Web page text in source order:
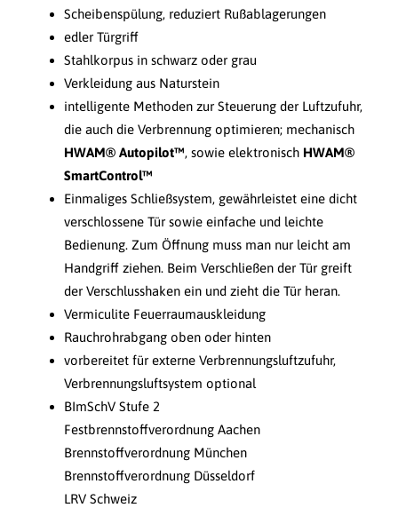
Scheibenspülung, reduziert Rußablagerungen
edler Türgriff
Stahlkorpus in schwarz oder grau
Verkleidung aus Naturstein
intelligente Methoden zur Steuerung der Luftzufuhr,
die auch die Verbrennung optimieren; mechanisch
HWAM® Autopilot™, sowie elektronisch HWAM®
SmartControl™
Einmaliges Schließsystem, gewährleistet eine dicht
verschlossene Tür sowie einfache und leichte
Bedienung. Zum Öffnung muss man nur leicht am
Handgriff ziehen. Beim Verschließen der Tür greift
der Verschlusshaken ein und zieht die Tür heran.
Vermiculite Feuerraumauskleidung
Rauchrohrabgang oben oder hinten
vorbereitet für externe Verbrennungsluftzufuhr,
Verbrennungsluftsystem optional
BImSchV Stufe 2
Festbrennstoffverordnung Aachen
Brennstoffverordnung München
Brennstoffverordnung Düsseldorf
LRV Schweiz